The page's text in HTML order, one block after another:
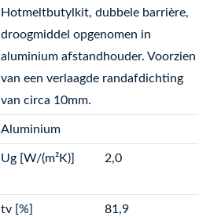
Hotmeltbutylkit, dubbele barrière,
droogmiddel opgenomen in
aluminium afstandhouder. Voorzien
van een verlaagde randafdichting
van circa 10mm.
Aluminium
Ug [W/(m²K)] 2,0
tv [%] 81,9